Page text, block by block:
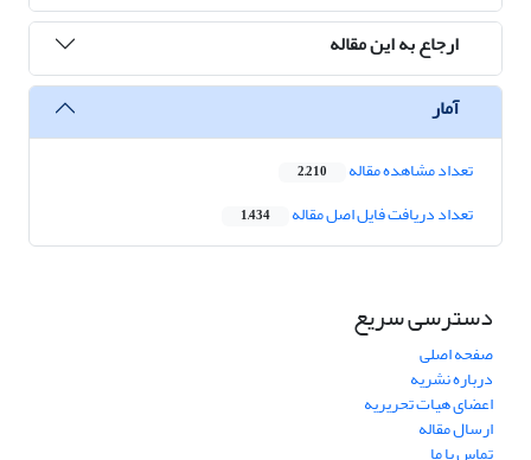
ارجاع به این مقاله
آمار
تعداد مشاهده مقاله 2,210
تعداد دریافت فایل اصل مقاله 1,434
دسترسی سریع
صفحه اصلی
درباره نشریه
اعضای هیات تحریریه
ارسال مقاله